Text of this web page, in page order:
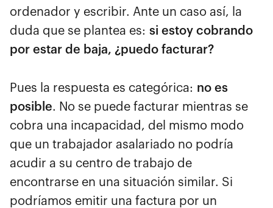
ordenador y escribir. Ante un caso así, la
duda que se plantea es: si estoy cobrando
por estar de baja, ¿puedo facturar?
Pues la respuesta es categórica: no es
posible. No se puede facturar mientras se
cobra una incapacidad, del mismo modo
que un trabajador asalariado no podría
acudir a su centro de trabajo de
encontrarse en una situación similar. Si
podríamos emitir una factura por un